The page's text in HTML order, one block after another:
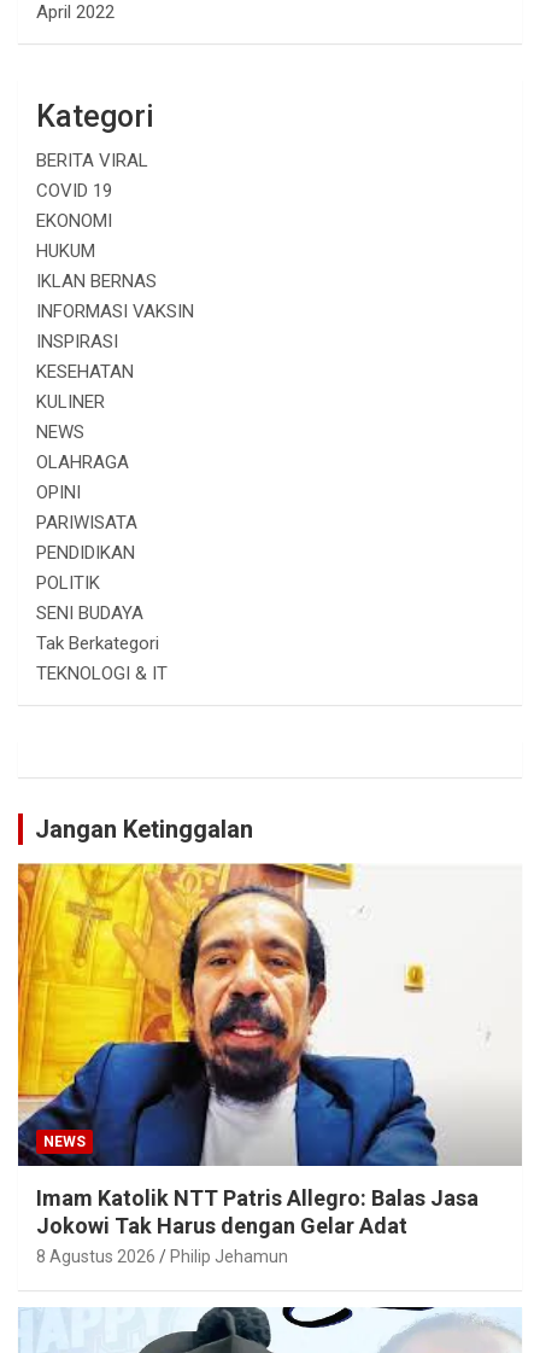
April 2022
Kategori
BERITA VIRAL
COVID 19
EKONOMI
HUKUM
IKLAN BERNAS
INFORMASI VAKSIN
INSPIRASI
KESEHATAN
KULINER
NEWS
OLAHRAGA
OPINI
PARIWISATA
PENDIDIKAN
POLITIK
SENI BUDAYA
Tak Berkategori
TEKNOLOGI & IT
Jangan Ketinggalan
NEWS
Imam Katolik NTT Patris Allegro: Balas Jasa
Jokowi Tak Harus dengan Gelar Adat
8 Agustus 2026 Philip Jehamun